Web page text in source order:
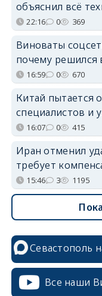
объяснил всё
22:16 0 369
Виноваты
почему решился
16:59 0 670
Китай пытается
специалистов и
16:07 0 415
Иран отменил
требует
15:46 3 1195
Севастополь
Все наши